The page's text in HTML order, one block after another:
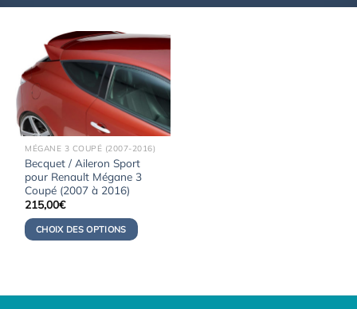
MÉGANE 3 COUPÉ (2007-2016)
Becquet / Aileron Sport
pour Renault Mégane 3
Coupé (2007 à 2016)
215,00€
CHOIX DES OPTIONS